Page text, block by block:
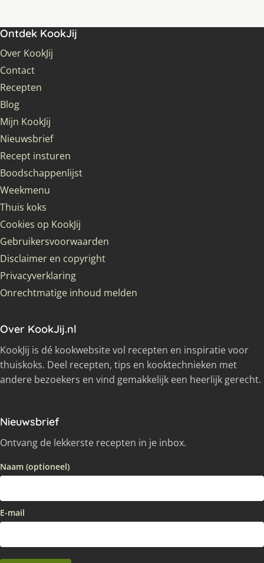
Ontdek KookJij
Over KookJij
Contact
Recepten
Blog
Mijn KookJij
Nieuwsbrief
Recept insturen
Boodschappenlijst
Weekmenu
Thuis koks
Cookies op KookJij
Gebruikersvoorwaarden
Disclaimer en copyright
Privacyverklaring
Onrechtmatige inhoud melden
Over KookJij.nl
KookJij is dé kookwebsite vol recepten en inspiratie voor
thuiskoks. Deel recepten, tips en kooktechnieken met
andere bezoekers en vind gemakkelijk een heerlijk gerecht.
Nieuwsbrief
Ontvang de lekkerste recepten in je inbox.
Naam (optioneel)
E-mail